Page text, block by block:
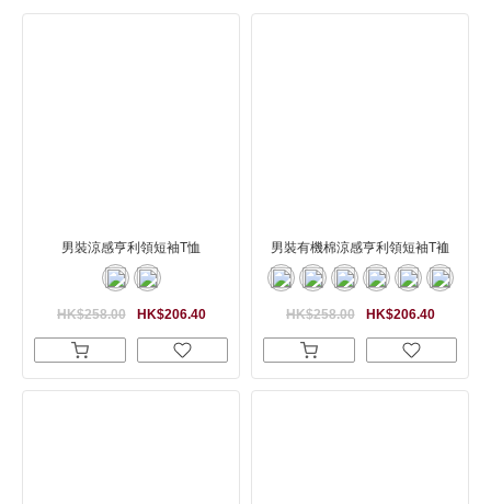
男裝涼感亨利領短袖T恤
HK$206.40
HK$258.00
男裝有機棉涼感亨利領短袖T裇
HK$206.40
HK$258.00